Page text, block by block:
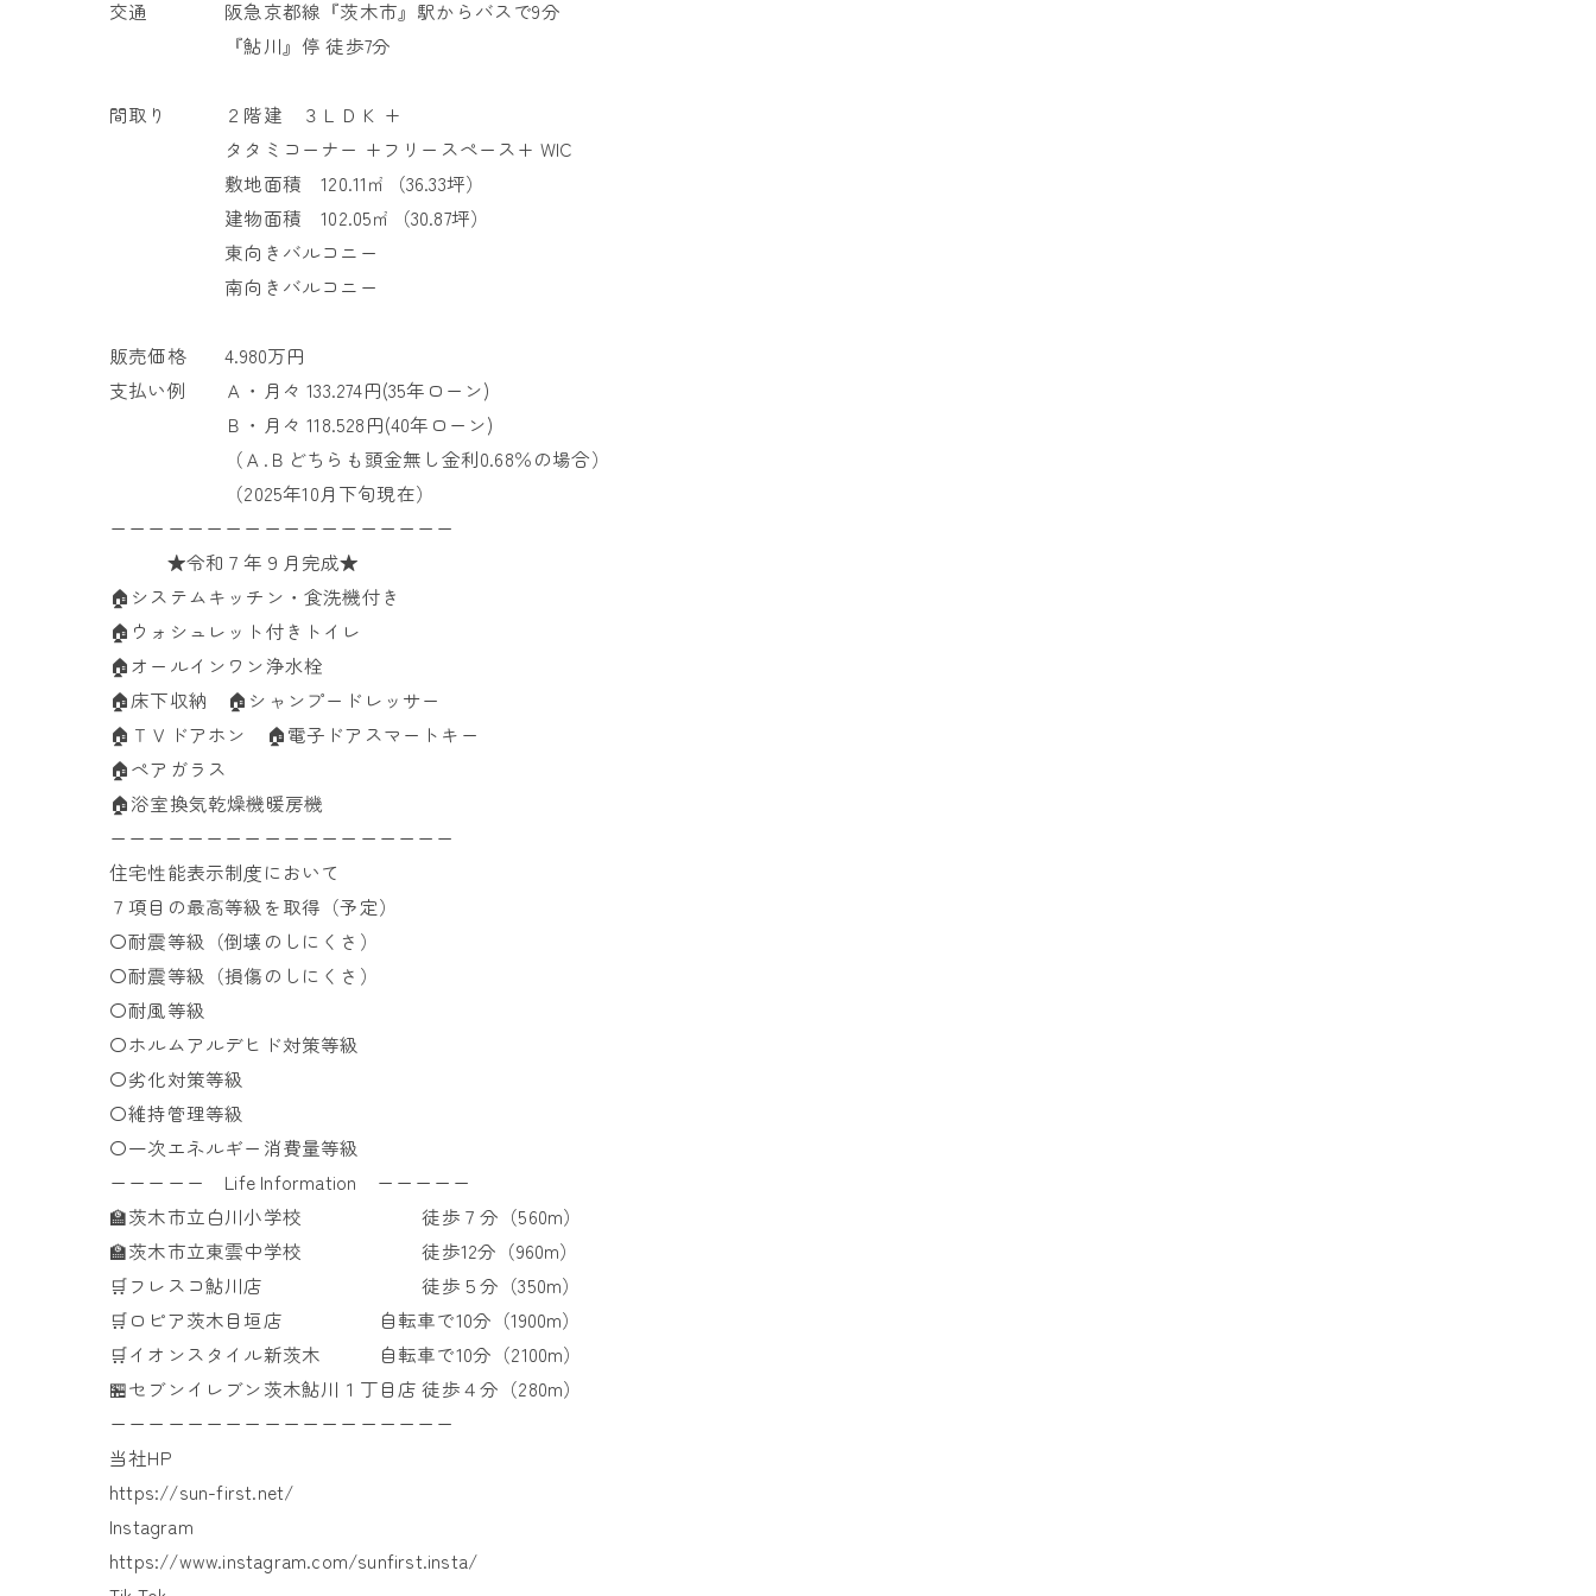
交通 阪急京都線『茨木市』駅からバスで9分
『鮎川』停 徒歩7分
間取り ２階建 ３ＬＤＫ +
タタミコーナー +フリースペース+ WIC
敷地面積 120.11㎡（36.33坪）
建物面積 102.05㎡（30.87坪）
東向きバルコニー
南向きバルコニー
販売価格 4.980万円
支払い例 Ａ・月々 133.274円(35年ローン)
Ｂ・月々 118.528円(40年ローン)
（Ａ.Ｂどちらも頭金無し金利0.68％の場合）
（2025年10月下旬現在）
ーーーーーーーーーーーーーーーーーー
★令和７年９月完成★
🏠️システムキッチン・食洗機付き
🏠️ウォシュレット付きトイレ
🏠オールインワン浄水栓
🏠️床下収納 🏠️シャンプードレッサー
🏠️ＴＶドアホン 🏠電子ドアスマートキー
🏠ペアガラス
🏠浴室換気乾燥機暖房機
ーーーーーーーーーーーーーーーーーー
住宅性能表示制度において
７項目の最高等級を取得（予定）
〇耐震等級（倒壊のしにくさ）
〇耐震等級（損傷のしにくさ）
〇耐風等級
〇ホルムアルデヒド対策等級
〇劣化対策等級
〇維持管理等級
〇一次エネルギー消費量等級
ーーーーー Life Information ーーーーー
🏫茨木市立白川小学校 徒歩７分（560m）
🏫茨木市立東雲中学校 徒歩12分（960m）
🛒フレスコ鮎川店 徒歩５分（350m）
🛒ロピア茨木目垣店 自転車で10分（1900m）
🛒イオンスタイル新茨木 自転車で10分（2100m）
🏪セブンイレブン茨木鮎川１丁目店 徒歩４分（280m）
ーーーーーーーーーーーーーーーーーー
当社HP
https://sun-first.net/
Instagram
https://www.instagram.com/sunfirst.insta/